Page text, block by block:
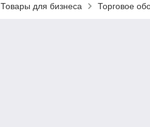
Товары для бизнеса Торговое